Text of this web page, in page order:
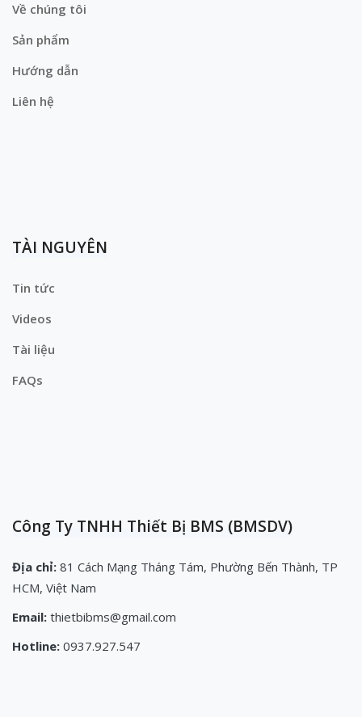
Về chúng tôi
Sản phẩm
Hướng dẫn
Liên hệ
TÀI NGUYÊN
Tin tức
Videos
Tài liệu
FAQs
Công Ty TNHH Thiết Bị BMS (BMSDV)
Địa chỉ: 81 Cách Mạng Tháng Tám, Phường Bến Thành, TP
HCM, Việt Nam
Email: thietbibms@gmail.com
Hotline: 0937.927.547